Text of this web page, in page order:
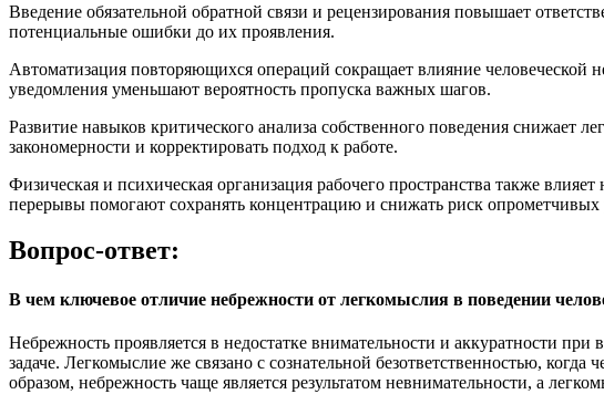
Введение обязательной обратной связи и рецензирования повышает
потенциальные ошибки до их проявления.
Автоматизация повторяющихся операций сокращает влияние
уведомления уменьшают вероятность пропуска важных шагов.
Развитие навыков критического анализа собственного поведения снижает
закономерности и корректировать подход к работе.
Физическая и психическая организация рабочего пространства также
перерывы помогают сохранять концентрацию и снижать риск
Вопрос-ответ:
В чем ключевое отличие небрежности от легкомыслия в поведении
Небрежность проявляется в недостатке внимательности и аккуратности
задаче. Легкомыслие же связано с сознательной безответственностью,
образом, небрежность чаще является результатом невнимательности, а